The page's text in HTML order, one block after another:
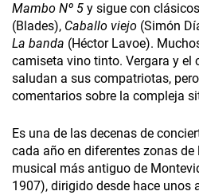
Mambo Nº 5 y sigue con
(Blades), Caballo viejo (Simón
La banda (Héctor Lavoe).
camiseta vino tinto. Vergara y el
saludan a sus compatriotas,
comentarios sobre la compleja
Es una de las decenas de
cada año en diferentes zonas de
musical más antiguo de
1907), dirigido desde hace unos